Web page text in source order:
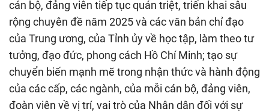
cán bộ, đảng viên tiếp tục quán triệt, triển khai sâu
rộng chuyên đề năm 2025 và các văn bản chỉ đạo
của Trung ương, của Tỉnh ủy về học tập, làm theo tư
tưởng, đạo đức, phong cách Hồ Chí Minh; tạo sự
chuyển biến mạnh mẽ trong nhận thức và hành động
của các cấp, các ngành, của mỗi cán bộ, đảng viên,
đoàn viên về vị trí, vai trò của Nhân dân đối với sự